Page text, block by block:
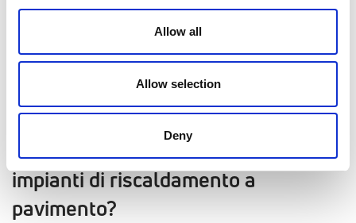
Allow all
Allow selection
Deny
95°C. In ogni caso la temperatura di uscita dei fumi è solo di
pochi gradi superiore alla temperatura dell’acqua di ritorno
dall’impianto di riscaldamento.
La caldaia a condensazione etiKa o
etiKa Evo può essere installata su
impianti a radiatori o solo su
impianti di riscaldamento a
pavimento?